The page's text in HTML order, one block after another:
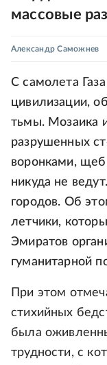
массовые
Александр Саможнев
С самолета
цивилизации,
тьмы. Мозаика
разрушенных
воронками,
никуда не
городов. Об
летчики,
Эмиратов
гуманитарной
При этом
стихийных
была
трудности, с